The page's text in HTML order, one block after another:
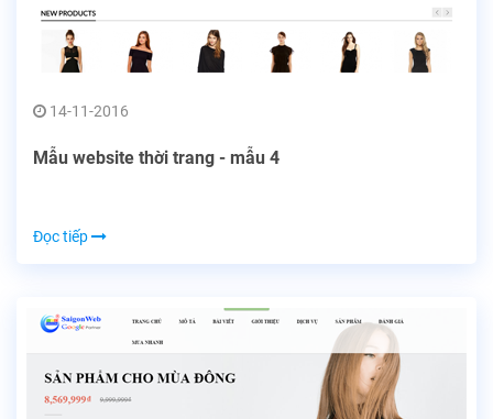
14-11-2016
Mẫu website thời trang - mẫu 4
Đọc tiếp